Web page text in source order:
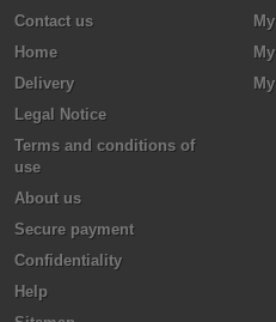
Contact us
Home
Delivery
Legal Notice
Terms and conditions of
use
About us
Secure payment
Confidentiality
Help